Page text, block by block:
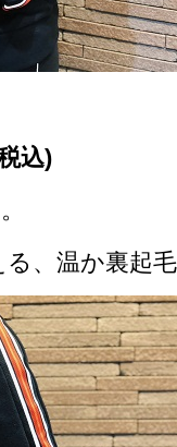
込)
、温か裏起